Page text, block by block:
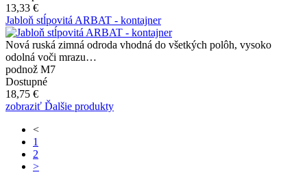
13,33 €
Jabloň stĺpovitá ARBAT - kontajner
Nová ruská zimná odroda vhodná do všetkých polôh, vysoko
odolná voči mrazu…
podnož M7
Dostupné
18,75 €
zobraziť Ďalšie produkty
<
1
2
>